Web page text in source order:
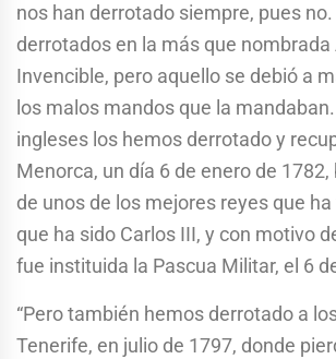
nos han derrotado siempre, pues
derrotados en la más que nombrada
Invencible, pero aquello se debió a
los malos mandos que la
ingleses los hemos derrotado y
Menorca, un día 6 de enero de
de unos de los mejores reyes que
que ha sido Carlos III, y con motivo
fue instituida la Pascua Militar, el 6
“Pero también hemos derrotado a
Tenerife, en julio de 1797, donde